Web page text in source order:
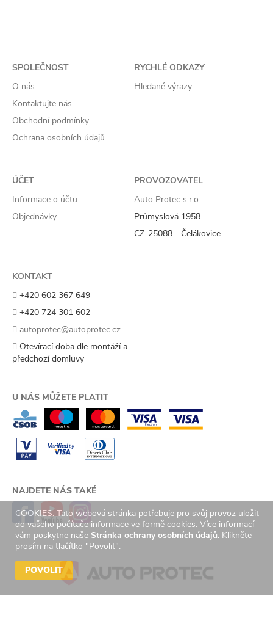
COOKIES: Tato webová stránka potřebuje pro svůj provoz uložit
do vašeho počítače informace ve formě cookies. Více informací
vám poskytne naše Stránka ochrany osobních údajů. Klikněte
prosím na tlačítko "Povolit".
POVOLIT
SPOLEČNOST
O nás
Kontaktujte nás
Obchodní podmínky
Ochrana osobních údajů
RYCHLÉ ODKAZY
Hledané výrazy
ÚČET
Informace o účtu
Objednávky
PROVOZOVATEL
Auto Protec s.r.o.
Průmyslová 1958
CZ-25088 - Čelákovice
KONTAKT
+420 602 367 649
+420 724 301 602
autoprotec@autoprotec.cz
Otevírací doba dle montáží a
předchozí domluvy
U NÁS MŮŽETE PLATIT
NAJDETE NÁS TAKÉ